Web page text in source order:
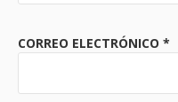
CORREO ELECTRÓNICO *